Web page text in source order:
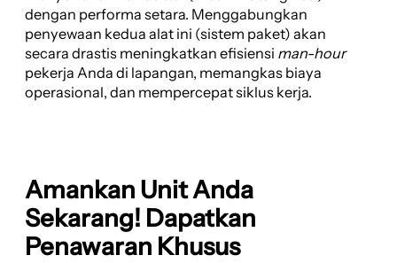
dengan performa setara. Menggabungkan
penyewaan kedua alat ini (sistem paket) akan
secara drastis meningkatkan efisiensi man-hour
pekerja Anda di lapangan, memangkas biaya
operasional, dan mempercepat siklus kerja.
Amankan Unit Anda
Sekarang! Dapatkan
Penawaran Khusus